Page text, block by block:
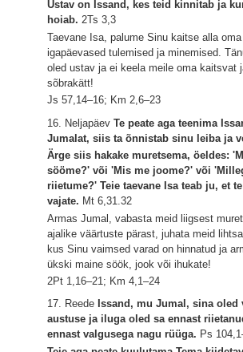
Ustav on Issand, kes teid kinnitab ja
hoiab.2Ts 3,3
Taevane Isa, palume Sinu kaitse alla oma
igapäevased tulemised ja minemised.
oled ustav ja ei keela meile oma kaitsvat
sõbrakätt!
Js 57,14–16; Km 2,6–23
16. NeljapäevTe peate aga teenima
Jumalat, siis ta õnnistab sinu leiba ja
Ärge siis hakake muretsema, öeldes:
sööme?' või 'Mis me joome?' või
riietume?' Teie taevane Isa teab ju, et
vajate. Mt 6,31.32
Armas Jumal, vabasta meid liigsest
ajalike väärtuste pärast, juhata meid
kus Sinu vaimsed varad on hinnatud ja
ükski maine söök, jook või ihukate!
2Pt 1,16–21; Km 4,1–24
17. Reede Issand, mu Jumal, sina oled
austuse ja iluga oled sa ennast
ennast valgusega nagu rüüga. Ps